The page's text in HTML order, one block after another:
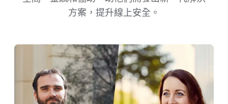
方案，​提升線​上​安全。